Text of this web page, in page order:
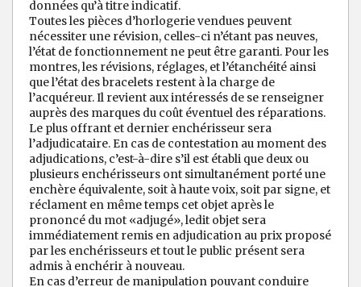
données qu’à titre indicatif.
Toutes les pièces d’horlogerie vendues peuvent
nécessiter une révision, celles-ci n’étant pas neuves,
l’état de fonctionnement ne peut être garanti. Pour les
montres, les révisions, réglages, et l’étanchéité ainsi
que l’état des bracelets restent à la charge de
l’acquéreur. Il revient aux intéressés de se renseigner
auprès des marques du coût éventuel des réparations.
Le plus offrant et dernier enchérisseur sera
l’adjudicataire. En cas de contestation au moment des
adjudications, c’est-à-dire s’il est établi que deux ou
plusieurs enchérisseurs ont simultanément porté une
enchère équivalente, soit à haute voix, soit par signe, et
réclament en même temps cet objet après le
prononcé du mot «adjugé», ledit objet sera
immédiatement remis en adjudication au prix proposé
par les enchérisseurs et tout le public présent sera
admis à enchérir à nouveau.
En cas d’erreur de manipulation pouvant conduire